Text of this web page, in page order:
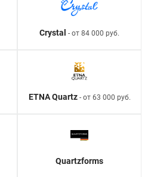
Crystal - от 84 000 руб.
ETNA Quartz- от 63 000 руб.
Quartzforms